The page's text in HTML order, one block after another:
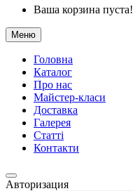
Ваша корзина пуста!
Меню
Головна
Каталог
Про нас
Майстер-класи
Доставка
Галерея
Статтi
Контакти
Авторизация